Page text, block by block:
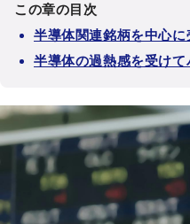
この章の目次
半導体関連銘柄を中心に
半導体の過熱感を受け